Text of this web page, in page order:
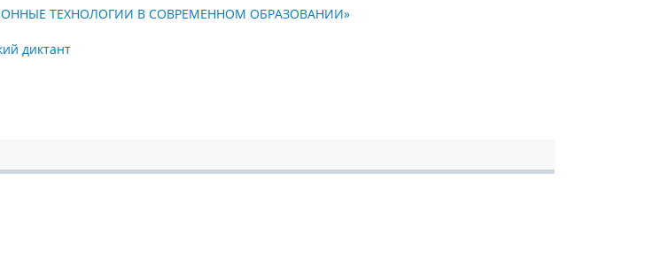
ТЕХНОЛОГИИ В СОВРЕМЕННОМ ОБРАЗОВАНИИ»
диктант